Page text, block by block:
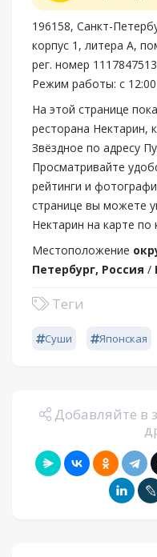
196158, Санкт-
корпус 1, литера А,
рег. номер
Режим работы: с
На этой странице
ресторана Нектарин,
Звёздное по адресу
Просматривайте
рейтинги и
странице вы можете
Нектарин на карте по
Местоположение
Петербург, Россия /
Теги
Суши Японская
Добавляйте в